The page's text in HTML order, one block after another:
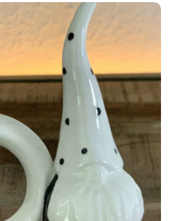
weist
mehrere
Varianten
auf.
Optionen
können
auf
Produktseite
gewählt
werden